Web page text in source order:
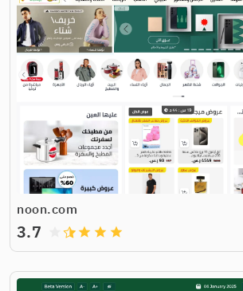
noon.com
grade
grade
grade
3.7